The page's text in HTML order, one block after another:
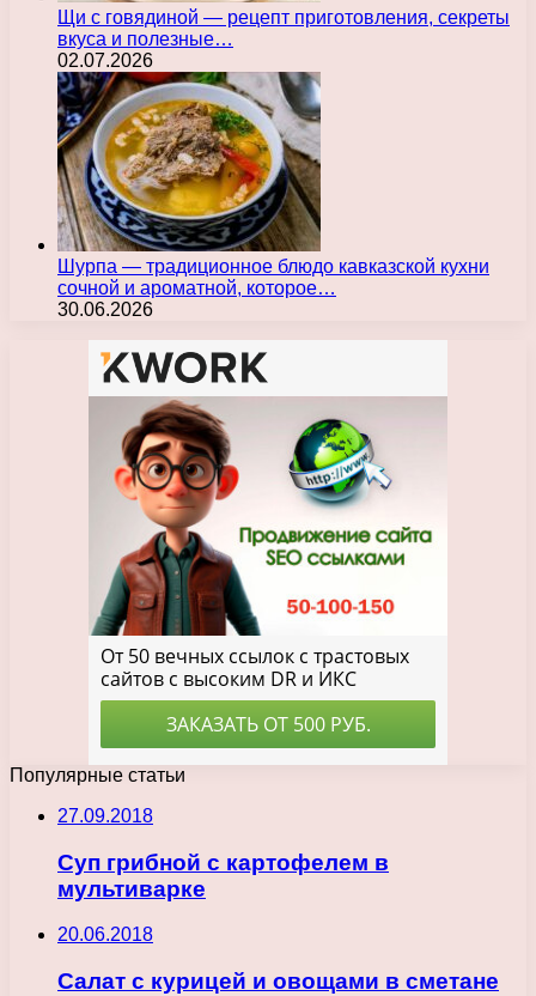
Щи с говядиной — рецепт приготовления, секреты
вкуса и полезные…
02.07.2026
Шурпа — традиционное блюдо кавказской кухни
сочной и ароматной, которое…
30.06.2026
Популярные статьи
27.09.2018
Суп грибной с картофелем в
мультиварке
20.06.2018
Салат с курицей и овощами в сметане